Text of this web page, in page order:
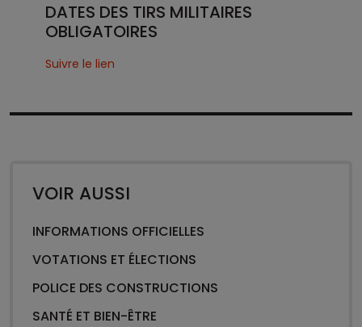
DATES DES TIRS MILITAIRES
OBLIGATOIRES
Suivre le lien
VOIR AUSSI
INFORMATIONS OFFICIELLES
VOTATIONS ET ÉLECTIONS
POLICE DES CONSTRUCTIONS
SANTÉ ET BIEN-ÊTRE